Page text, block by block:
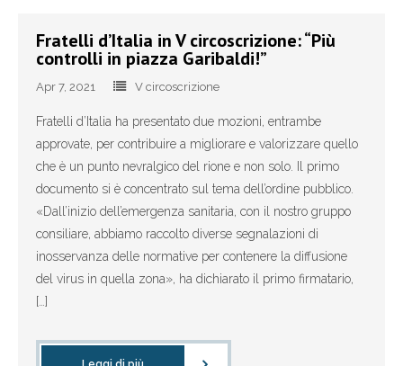
- Elezioni politiche 2018
- Elezioni europee 2019
- Elezioni politiche 2022
- Elezioni regionali FVG 2023
- Gioventù Nazionale
- - Manifesto dei valori
Squadra
- Coordinamenti comunali
Fratelli d’Italia in V circoscrizione: “Più
controlli in piazza Garibaldi!”
Apr 7, 2021 V circoscrizione
Fratelli d’Italia ha presentato due mozioni, entrambe
approvate, per contribuire a migliorare e valorizzare quello
che è un punto nevralgico del rione e non solo. Il primo
documento si è concentrato sul tema dell’ordine pubblico.
«Dall’inizio dell’emergenza sanitaria, con il nostro gruppo
consiliare, abbiamo raccolto diverse segnalazioni di
inosservanza delle normative per contenere la diffusione
del virus in quella zona», ha dichiarato il primo firmatario,
[…]